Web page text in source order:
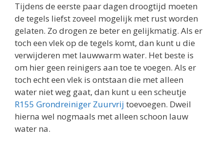
Tijdens de eerste paar dagen droogtijd moeten
de tegels liefst zoveel mogelijk met rust worden
gelaten. Zo drogen ze beter en gelijkmatig. Als er
toch een vlek op de tegels komt, dan kunt u die
verwijderen met lauwwarm water. Het beste is
om hier geen reinigers aan toe te voegen. Als er
toch echt een vlek is ontstaan die met alleen
water niet weg gaat, dan kunt u een scheutje
R155 Grondreiniger Zuurvrij toevoegen. Dweil
hierna wel nogmaals met alleen schoon lauw
water na.